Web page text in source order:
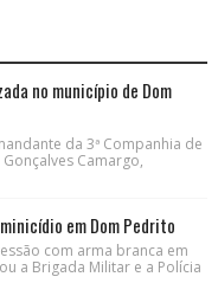
no município de Dom
da 3ª Companhia de
Camargo,
em Dom Pedrito
com arma branca em
a Brigada Militar e a Polícia